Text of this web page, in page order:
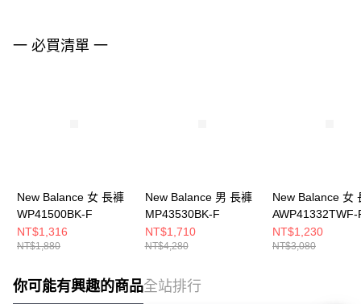
一 必買清單 一
New Balance 女 長褲
WP41500BK-F
NT$1,316
NT$1,880
New Balance 男 長褲
MP43530BK-F
NT$1,710
NT$4,280
New Balance 女
AWP41332TWF-
NT$1,230
NT$3,080
你可能有興趣的商品全站排行